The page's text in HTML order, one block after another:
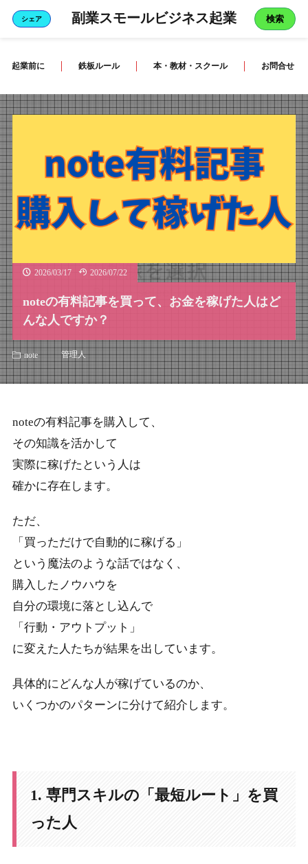
副業スモールビジネス起業
シェア 検索
起業前に 鉄板ルール 本・教材・スクール お問合せ
2026/03/17 2026/07/22
noteの有料記事を買って、お金を稼げた人はど
んな人ですか？
note 管理人
noteの有料記事を購入して、
その知識を活かして
実際に稼げたという人は
確かに存在します。
ただ、
「買っただけで自動的に稼げる」
という魔法のような話ではなく、
購入したノウハウを
自分の環境に落とし込んで
「行動・アウトプット」
に変えた人たちが結果を出しています。
具体的にどんな人が稼げているのか、
いくつかのパターンに分けて紹介します。
1. 専門スキルの「最短ルート」を買
った人